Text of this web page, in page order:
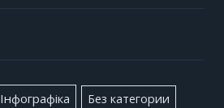
Інфографіка Без категории